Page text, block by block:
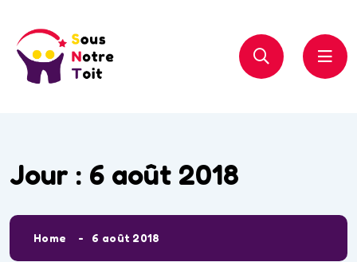
Jour : 6 août 2018
Home 6 août 2018